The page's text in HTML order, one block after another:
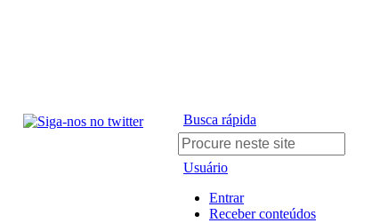
Busca rápida
Usuário
Entrar
Receber conteúdos